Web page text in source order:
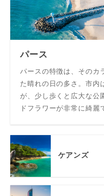
パース
パースの特徴は、そのカ
た晴れの日の多さ。市内
が、少し歩くと広大な公
ドフラワーが非常に綺麗
ケアンズ